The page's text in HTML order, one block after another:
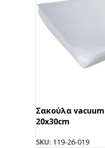
Σακούλα
20x30cm
SKU: 119-26-019